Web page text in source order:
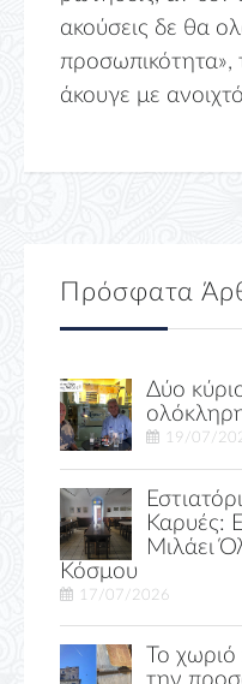
ακούσεις δε θα
προσωπικότητα»,
άκουγε με
Πρόσφατα
Δύο
19/07/
Καρυές:
Μιλάει
Κόσμου
17/07/2026
Το